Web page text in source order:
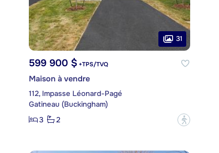
31
599 900 $ +TPS/TVQ
Maison à vendre
112, Impasse Léonard-Pagé
Gatineau (Buckingham)
3
2 ?